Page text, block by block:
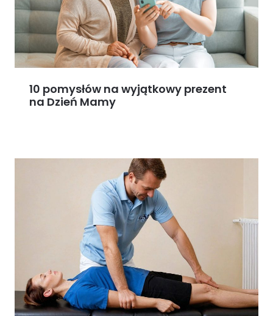
10 pomysłów na wyjątkowy prezent
na Dzień Mamy